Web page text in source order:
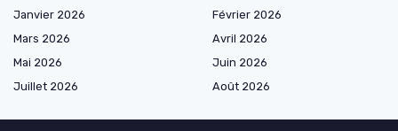
Janvier 2026
Février 2026
Mars 2026
Avril 2026
Mai 2026
Juin 2026
Juillet 2026
Août 2026